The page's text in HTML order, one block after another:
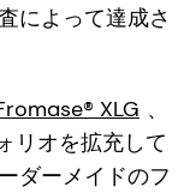
によって達成さ
XLG 、
リオを拡充して
ダーメイドのフ